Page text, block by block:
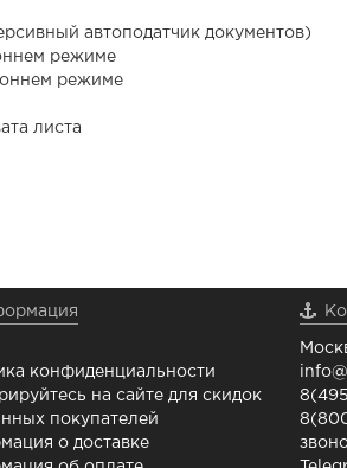
автоподатчик документов)
режиме
режиме
листа
конфиденциальности
на сайте для скидок
покупателей
о доставке